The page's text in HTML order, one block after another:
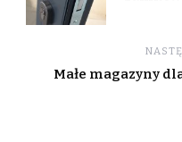
Małe magazyny